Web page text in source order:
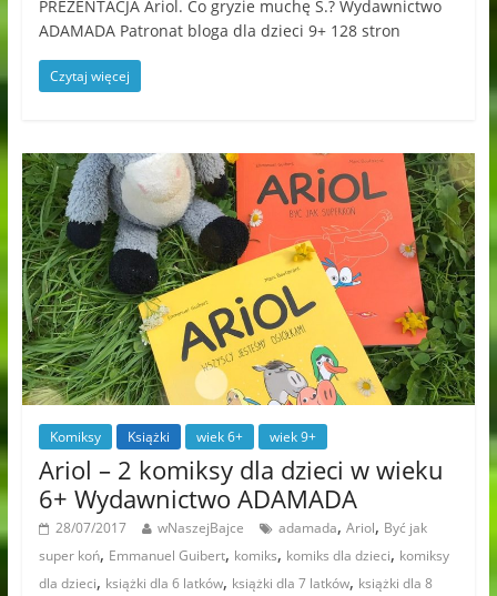
PREZENTACJA Ariol. Co gryzie muchę S.? Wydawnictwo
ADAMADA Patronat bloga dla dzieci 9+ 128 stron
Czytaj więcej
Komiksy Książki wiek 6+ wiek 9+
Ariol – 2 komiksy dla dzieci w wieku
6+ Wydawnictwo ADAMADA
28/07/2017 wNaszejBajce adamada, Ariol, Być jak
super koń, Emmanuel Guibert, komiks, komiks dla dzieci, komiksy
dla dzieci, książki dla 6 latków, książki dla 7 latków, książki dla 8